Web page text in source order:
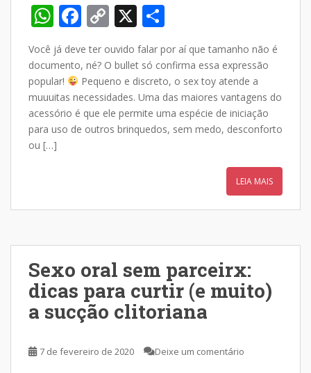
W
h
at
s
A
p
p
F
ac
e
b
o
o
C
o
p
y
Li
n
X
ar
e
Você já deve ter ouvido falar por aí que tamanho não é
documento, né? O bullet só confirma essa expressão
popular!
Pequeno e discreto, o sex toy atende a
muuuitas necessidades. Uma das maiores vantagens do
acessório é que ele permite uma espécie de iniciação
para uso de outros brinquedos, sem medo, desconforto
ou […]
LEIA MAIS
Sexo oral sem parceirx:
dicas para curtir (e muito)
a sucção clitoriana
7 de fevereiro de 2020 Deixe um comentário